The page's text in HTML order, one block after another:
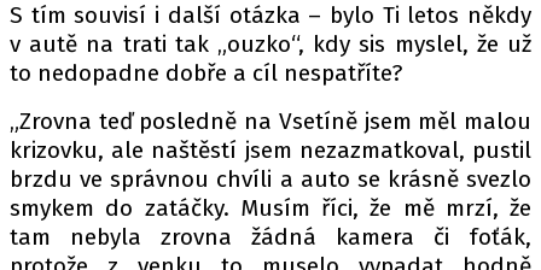
S tím souvisí i další otázka – bylo Ti letos někdy
v autě na trati tak „ouzko“, kdy sis myslel, že už
to nedopadne dobře a cíl nespatříte?
„Zrovna teď posledně na Vsetíně jsem měl malou
krizovku, ale naštěstí jsem nezazmatkoval, pustil
brzdu ve správnou chvíli a auto se krásně svezlo
smykem do zatáčky. Musím říci, že mě mrzí, že
tam nebyla zrovna žádná kamera či foťák,